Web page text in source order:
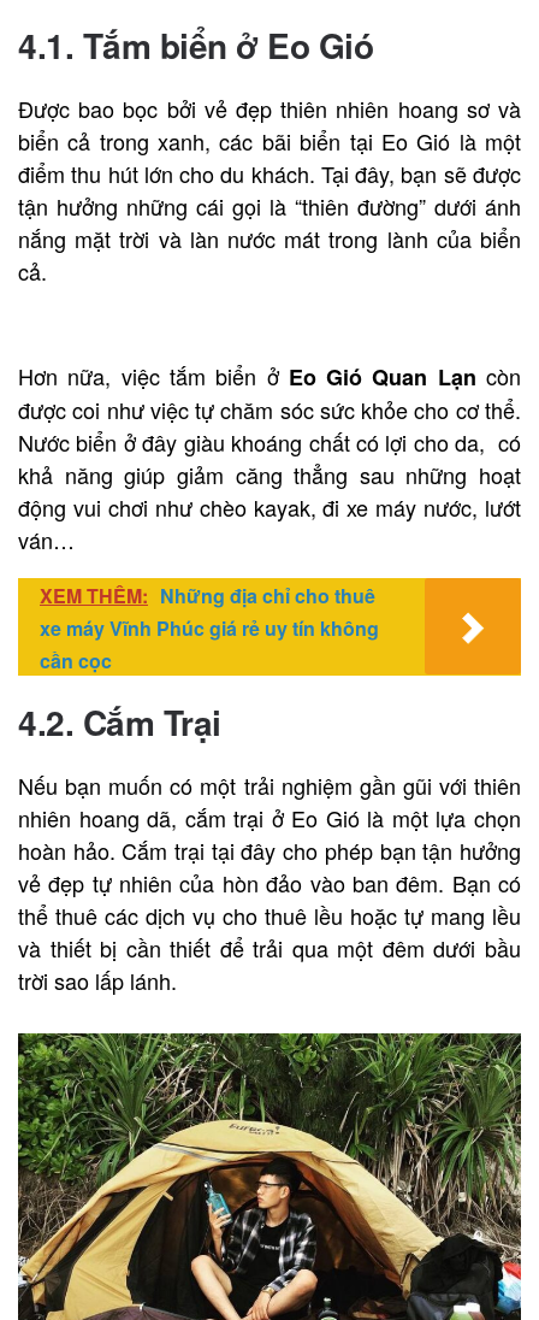
4.1. Tắm biển ở Eo Gió
Được bao bọc bởi vẻ đẹp thiên nhiên hoang sơ và
biển cả trong xanh, các bãi biển tại Eo Gió là một
điểm thu hút lớn cho du khách. Tại đây, bạn sẽ được
tận hưởng những cái gọi là “thiên đường” dưới ánh
nắng mặt trời và làn nước mát trong lành của biển
cả.
Hơn nữa, việc tắm biển ở Eo Gió Quan Lạn còn
được coi như việc tự chăm sóc sức khỏe cho cơ thể.
Nước biển ở đây giàu khoáng chất có lợi cho da, có
khả năng giúp giảm căng thẳng sau những hoạt
động vui chơi như chèo kayak, đi xe máy nước, lướt
ván…
XEM THÊM: Những địa chỉ cho thuê
xe máy Vĩnh Phúc giá rẻ uy tín không
cần cọc
4.2. Cắm Trại
Nếu bạn muốn có một trải nghiệm gần gũi với thiên
nhiên hoang dã, cắm trại ở Eo Gió là một lựa chọn
hoàn hảo. Cắm trại tại đây cho phép bạn tận hưởng
vẻ đẹp tự nhiên của hòn đảo vào ban đêm. Bạn có
thể thuê các dịch vụ cho thuê lều hoặc tự mang lều
và thiết bị cần thiết để trải qua một đêm dưới bầu
trời sao lấp lánh.